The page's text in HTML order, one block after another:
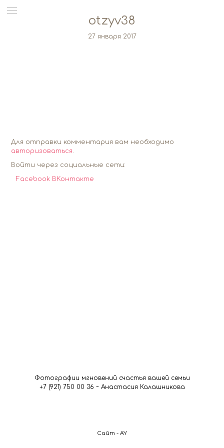
otzyv38
27 января 2017
Для отправки комментария вам необходимо
авторизоваться.
Войти через социальные сети:
Facebook ВКонтакте
Фотографии мгновений счастья вашей семьи
+7 (921) 750 00 36 ~ Анастасия Калашникова
Сайт - AY